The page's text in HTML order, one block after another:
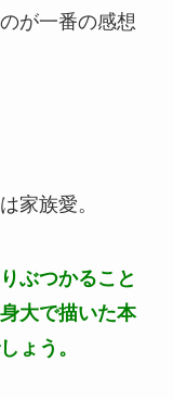
が一番の感想
家族愛。
ぶつかること
大で描いた本
ょう。